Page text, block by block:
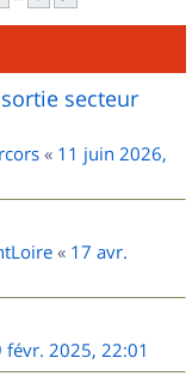
secteur
« 11 juin 2026,
« 17 avr.
févr. 2025, 22:01